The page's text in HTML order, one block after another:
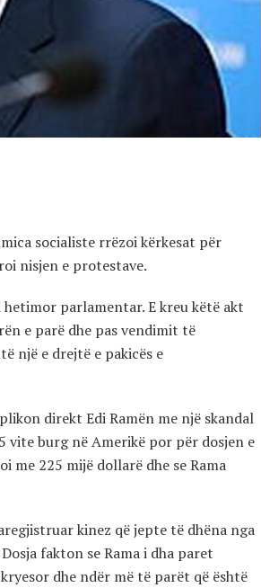
socialiste rrëzoi kërkesat për
nisjen e protestave.
parlamentar. E kreu këtë akt
e parë dhe pas vendimit të
një e drejtë e pakicës e
direkt Edi Ramën me një skandal
vite burg në Amerikë por për dosjen e
me 225 mijë dollarë dhe se Rama
kinez që jepte të dhëna nga
fakton se Rama i dha paret
dhe ndër më të parët që është